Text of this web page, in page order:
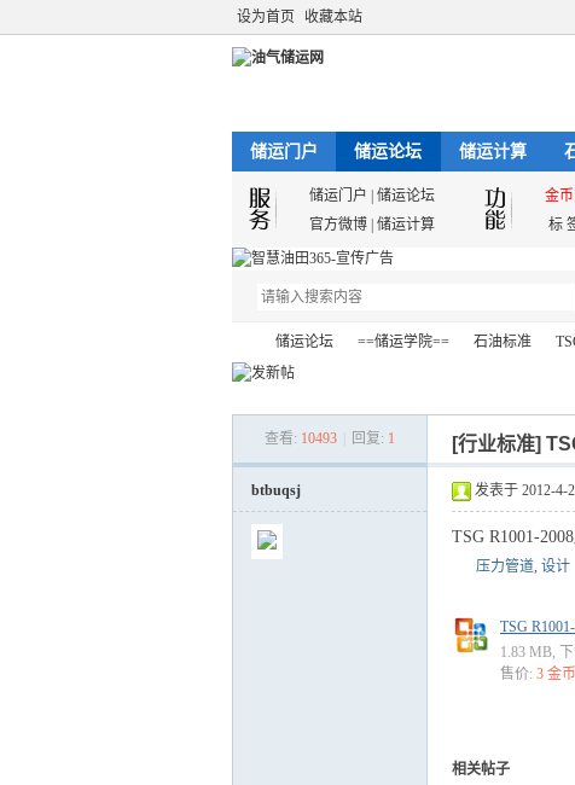
设为首页 收藏本站
储运门户 储运论坛 储运计算
储运门户 储运论坛 金
官方微博 储运计算 标
储运论坛
›
==储运学院== 石油标准
›
查看: 10493 回复: 1 [行业标准]
btbuqsj 发表于 2012-4-
TSG R1001-
压力管道, 设计
TSG
1.83 MB,
售价: 3 金币
相关帖子